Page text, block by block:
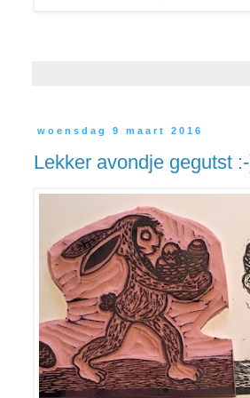
woensdag 9 maart 2016
Lekker avondje gegutst